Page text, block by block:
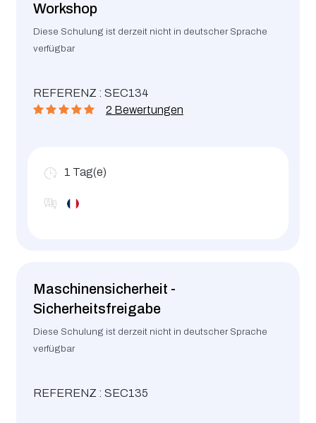
Workshop
Diese Schulung ist derzeit nicht in deutscher Sprache
verfügbar
REFERENZ : SEC134
2 Bewertungen
1 Tag(e)
Maschinensicherheit -
Sicherheitsfreigabe
Diese Schulung ist derzeit nicht in deutscher Sprache
verfügbar
REFERENZ : SEC135